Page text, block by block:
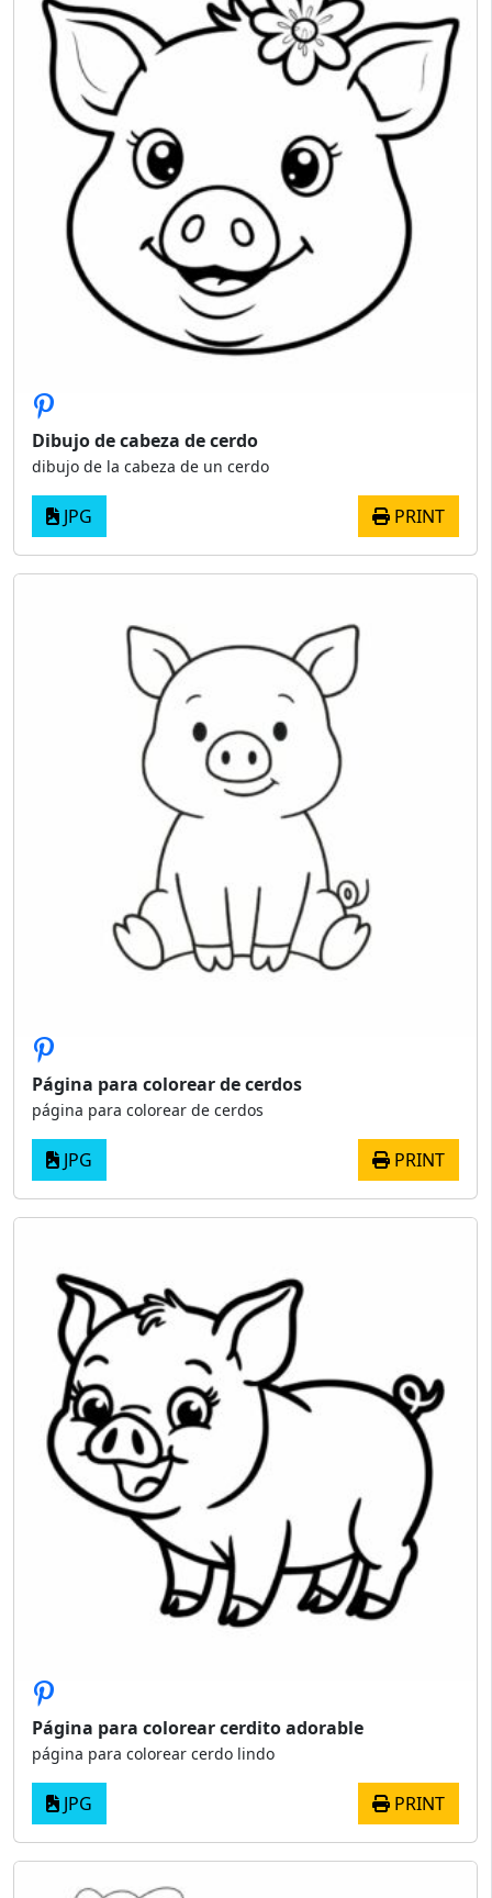
Dibujo de cabeza de cerdo
dibujo de la cabeza de un cerdo
JPG PRINT
Página para colorear de cerdos
página para colorear de cerdos
JPG PRINT
Página para colorear cerdito adorable
página para colorear cerdo lindo
JPG PRINT